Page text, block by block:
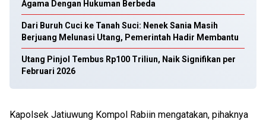
Agama Dengan Hukuman Berbeda
Dari Buruh Cuci ke Tanah Suci: Nenek Sania Masih
Berjuang Melunasi Utang, Pemerintah Hadir Membantu
Utang Pinjol Tembus Rp100 Triliun, Naik Signifikan per
Februari 2026
Kapolsek Jatiuwung Kompol Rabiin mengatakan, pihaknya